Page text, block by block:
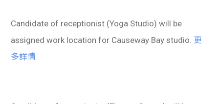
Candidate of receptionist (Yoga Studio) will be
assigned work location for Causeway Bay studio. 更
多詳情